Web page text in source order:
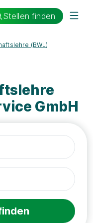
Stellen finden
(BWL)
GmbH